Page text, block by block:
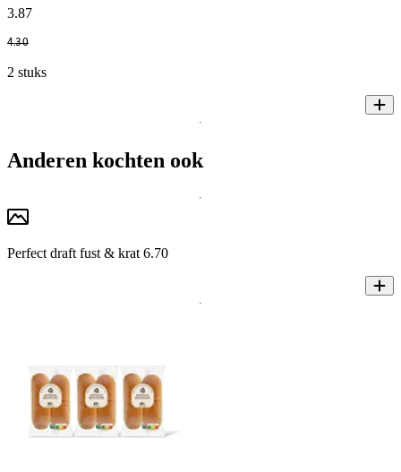
3.87
4.30
2 stuks
Anderen kochten ook
Perfect draft fust & krat 6.70